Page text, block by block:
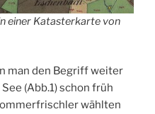
einer Katasterkarte von
man den Begriff weiter
(Abb.1) schon früh
wählten